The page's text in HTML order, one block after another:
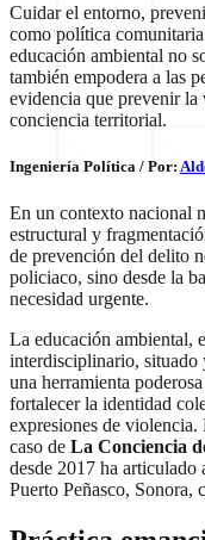
Cuidar el entorno,
como política
educación ambiental no
también empodera a las
evidencia que prevenir la
conciencia territorial.
Ingeniería Política / Por:
En un contexto nacional
estructural y
de prevención del delito
policiaco, sino desde la
necesidad urgente.
La educación ambiental,
interdisciplinario, situado
una herramienta
fortalecer la identidad
expresiones de
caso de La Conciencia
desde 2017 ha articulado
Puerto Peñasco, Sonora,